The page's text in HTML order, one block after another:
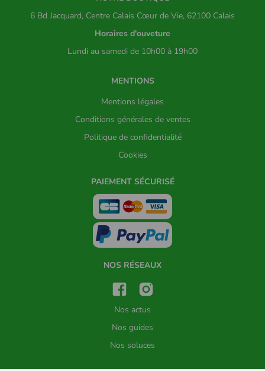
6 Bd Jacquard, Centre Calais Cœur de Vie, 62100 Calais
Horaires d'ouveture
Lundi au samedi de 10h00 à 19h00
MENTIONS
Mentions légales
Conditions générales de ventes
Politique de confidentialité
Cookies
PAIEMENT SÉCURISÉ
NOS RÉSEAUX
Nos actus
Nos guides
Nos soluces